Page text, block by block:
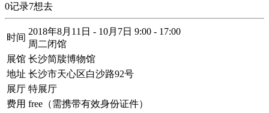
0记录7想去
时间
2018年8月11日 - 10月7日 9:00 - 17:00
周二闭馆
展馆 长沙简牍博物馆
地址 长沙市天心区白沙路92号
展厅 特展厅
费用 free（需携带有效身份证件）